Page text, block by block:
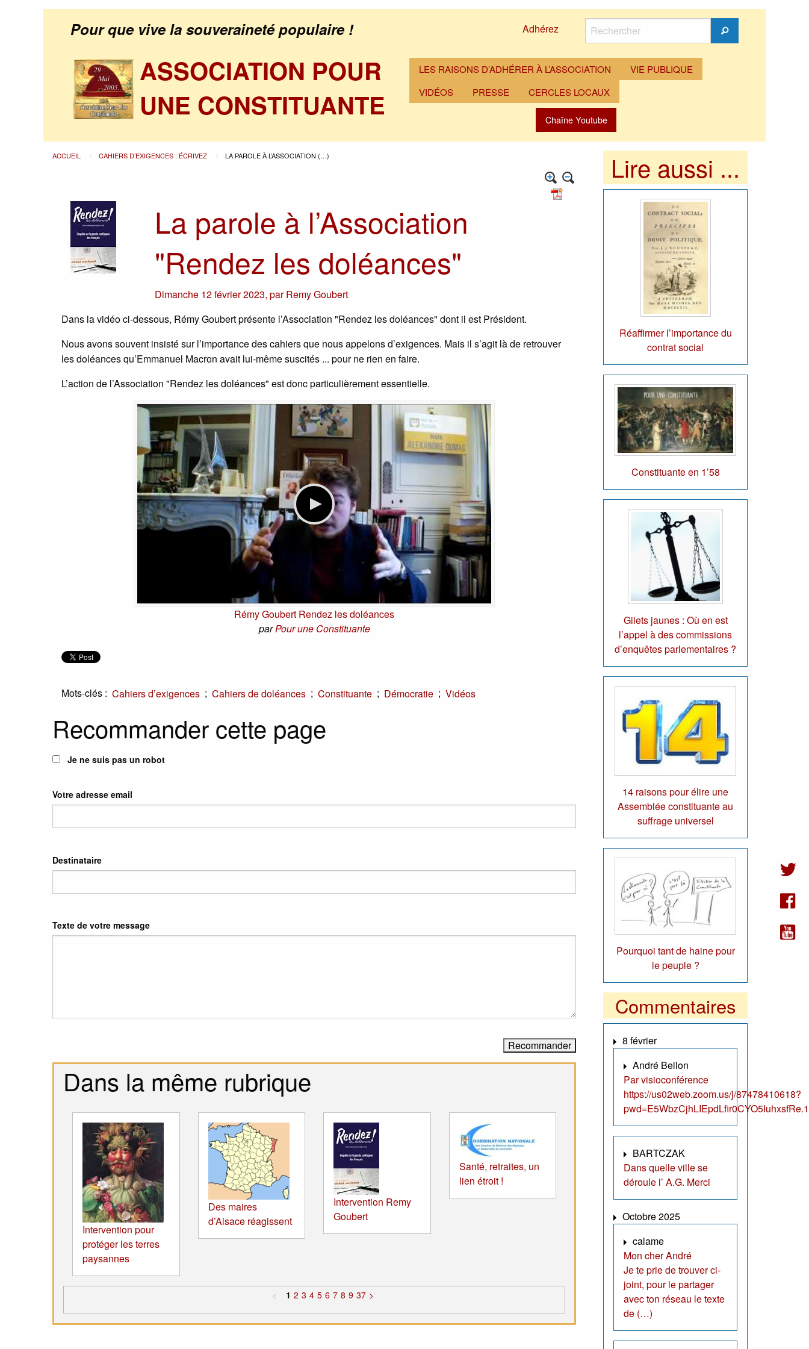
Pour que vive la souveraineté populaire ! Adhérez
Rechercher
Rechercher
ASSOCIATION POUR
UNE CONSTITUANTE
LES RAISONS D’ADHÉRER À L’ASSOCIATION
VIE PUBLIQUE
VIDÉOS
PRESSE CERCLES LOCAUX
Chaîne Youtube
ACCUEIL CAHIERS D’EXIGENCES : ÉCRIVEZ LA PAROLE À L’ASSOCIATION (…)
La parole à l’Association
"Rendez les doléances"
Dimanche 12 février 2023,parRemy Goubert
Dans la vidéo ci-dessous, Rémy Goubert présente l’Association "Rendez les doléances" dont il est Président.
Nous avons souvent insisté sur l’importance des cahiers que nous appelons d’exigences. Mais il s’agit là de retrouver
les doléances qu’Emmanuel Macron avait lui-même suscités ... pour ne rien en faire.
L’action de l’Association "Rendez les doléances" est donc particulièrement essentielle.
Rémy Goubert Rendez les doléances
parPour une Constituante
Mots-clés : Cahiers d’exigences ; Cahiers de doléances ; Constituante ; Démocratie ; Vidéos
Recommander cette page
Je ne suis pas un robot
Votre adresse email
Destinataire
Texte de votre message
Dans la même rubrique
Intervention pour
protéger les terres
paysannes
Des maires
d’Alsace réagissent
Intervention Remy
Goubert
Santé, retraites, un
lien étroit !
< 1 2 3 4 5 6 7 8 9 37 >
Lire aussi ...
Réaffirmer l’importance du
contrat social
Constituante en 1’58
Gilets jaunes : Où en est
l’appel à des commissions
d’enquêtes parlementaires ?
14 raisons pour élire une
Assemblée constituante au
suffrage universel
Pourquoi tant de haine pour
le peuple ?
Commentaires
8 février
André Bellon
Par visioconférence
https://us02web.zoom.us/j/87478410618?
BARTCZAK
Dans quelle ville se
déroule l’ A.G. Merci
Octobre 2025
calame
Mon cher André
Je te prie de trouver ci-
joint, pour le partager
avec ton réseau le texte
de (…)